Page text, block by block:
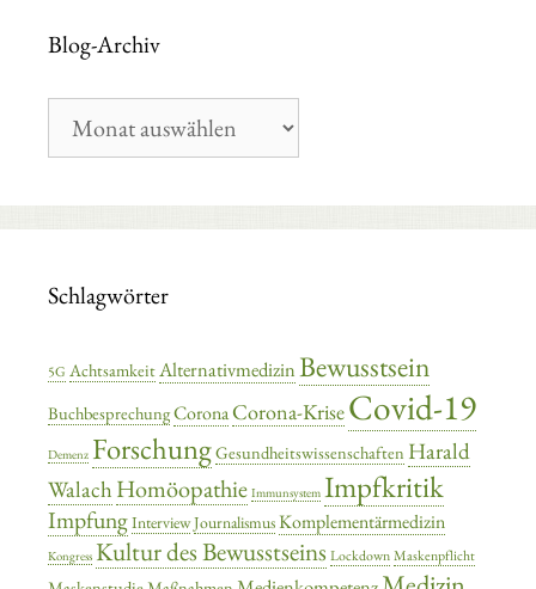
Blog-Archiv
Archiv
Schlagwörter
5G AchtsamkeitAlternativmedizinBewusstsein
BuchbesprechungCoronaCorona-KriseCovid-19
Demenz ForschungGesundheitswissenschaften Harald
Walach Homöopathie Immunsystem Impfkritik
ImpfungInterviewJournalismusKomplementärmedizin
Kongress Kultur des Bewusstseins LockdownMaskenpflicht